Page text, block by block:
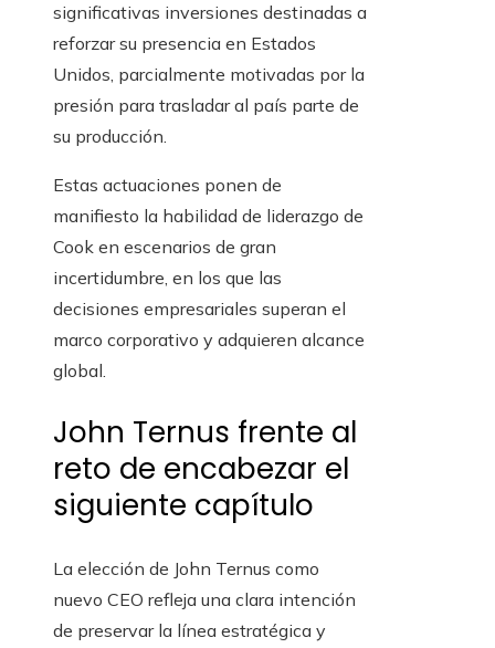
significativas inversiones destinadas a
reforzar su presencia en Estados
Unidos, parcialmente motivadas por la
presión para trasladar al país parte de
su producción.
Estas actuaciones ponen de
manifiesto la habilidad de liderazgo de
Cook en escenarios de gran
incertidumbre, en los que las
decisiones empresariales superan el
marco corporativo y adquieren alcance
global.
John Ternus frente al
reto de encabezar el
siguiente capítulo
La elección de John Ternus como
nuevo CEO refleja una clara intención
de preservar la línea estratégica y